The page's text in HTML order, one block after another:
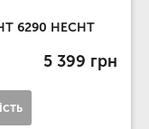
6290 HECHT
5 399 грн